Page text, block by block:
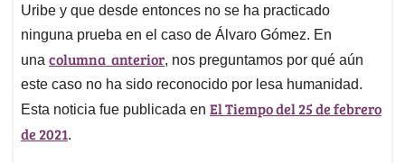
Uribe y que desde entonces no se ha practicado
ninguna prueba en el caso de Álvaro Gómez. En
una columna anterior, nos preguntamos por qué aún
este caso no ha sido reconocido por lesa humanidad.
Esta noticia fue publicada en El Tiempo del 25 de febrero
de 2021.